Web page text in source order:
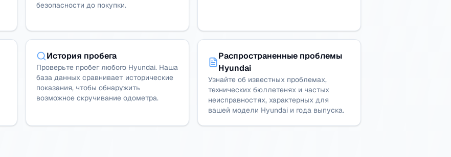
безопасности до покупки.
История пробега
Проверьте пробег любого Hyundai. Наша
база данных сравнивает исторические
показания, чтобы обнаружить
возможное скручивание одометра.
Распространенные проблемы
Hyundai
Узнайте об известных проблемах,
технических бюллетенях и частых
неисправностях, характерных для
вашей модели Hyundai и года выпуска.